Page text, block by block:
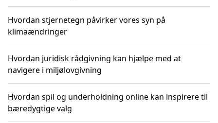
Hvordan stjernetegn påvirker vores syn på
klimaændringer
Hvordan juridisk rådgivning kan hjælpe med at
navigere i miljølovgivning
Hvordan spil og underholdning online kan inspirere til
bæredygtige valg